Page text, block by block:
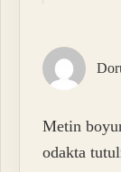
Metin
odakta